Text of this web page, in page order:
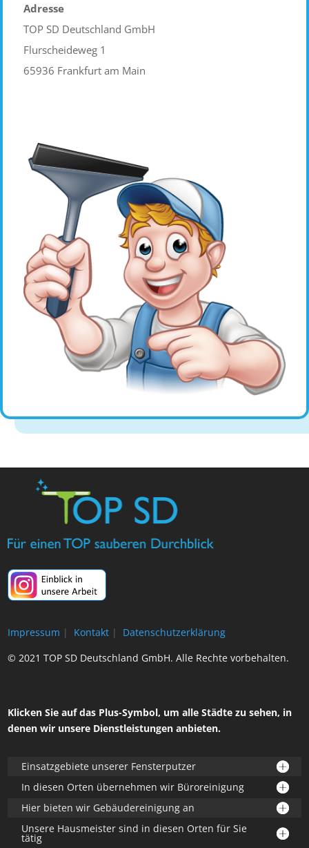
Adresse
TOP SD Deutschland GmbH
Flurscheideweg 1
65936 Frankfurt am Main
Impressum | Kontakt |
Datenschutzerklärung
© 2021 TOP SD Deutschland GmbH. Alle Rechte vorbehalten.
Klicken Sie auf das Plus-Symbol, um alle Städte zu sehen, in
denen wir unsere Dienstleistungen anbieten.
Einsatzgebiete unserer Fensterputzer
In diesen Orten übernehmen wir Büroreinigung
Hier bieten wir Gebäudereinigung an
Unsere Hausmeister sind in diesen Orten für Sie
tätig